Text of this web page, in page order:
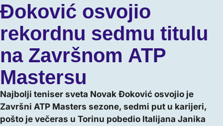
Đoković osvojio
rekordnu sedmu titulu
na Završnom ATP
Mastersu
Najbolji teniser sveta Novak Đoković osvojio je
Završni ATP Masters sezone, sedmi put u karijeri,
pošto je večeras u Torinu pobedio Italijana Janika